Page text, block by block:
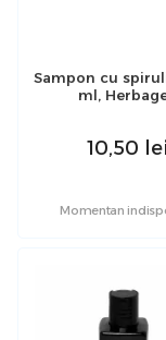
Sampon cu
ml,
10,50 lei
Momentan